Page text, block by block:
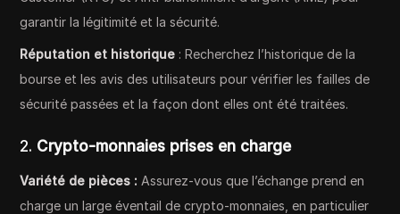
garantir la légitimité et la sécurité.
Réputation et historique : Recherchez l’historique de la
bourse et les avis des utilisateurs pour vérifier les failles de
sécurité passées et la façon dont elles ont été traitées.
2. Crypto-monnaies prises en charge
Variété de pièces : Assurez-vous que l’échange prend en
charge un large éventail de crypto-monnaies, en particulier